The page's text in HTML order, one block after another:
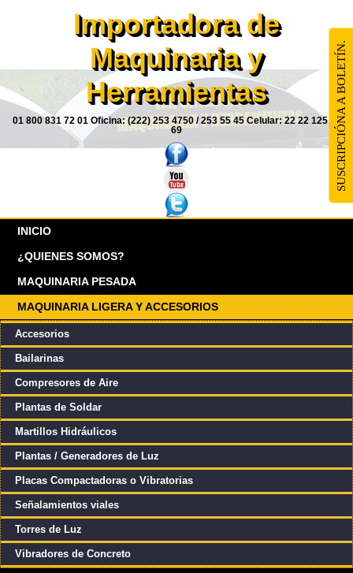
Importadora de
Maquinaria y
Herramientas
01 800 831 72 01 Oficina: (222) 253 4750 / 253 55 45 Celular: 22 22 125 85
69
INICIO
¿QUIENES SOMOS?
MAQUINARIA PESADA
MAQUINARIA LIGERA Y ACCESORIOS
Accesorios
Bailarinas
Compresores de Aire
Plantas de Soldar
Martillos Hidráulicos
Plantas / Generadores de Luz
Placas Compactadoras o Vibratorias
Señalamientos viales
Torres de Luz
Vibradores de Concreto
SUSCRIPCIÓNA A BOLETÍN.